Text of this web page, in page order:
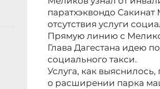
паратхэквондо
отсутствия услуги
Прямую линию с
Глава Дагестана идею
социального такси.
Услуга, как
о расширении парка